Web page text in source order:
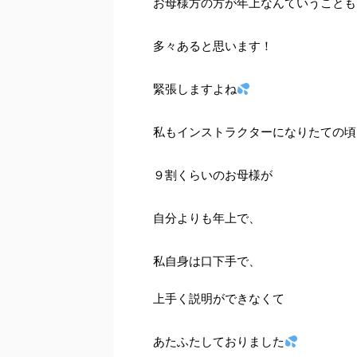
多々あると思います！
緊張しますよね
私もインストラクターになりたての
９割くらいのお母様が
自分よりも年上で、
私自身は口下手で、
上手く説明ができなくて
あたふたしておりました